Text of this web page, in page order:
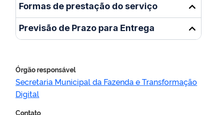
Formas de prestação do serviço
Previsão de Prazo para Entrega
Órgão responsável
Secretaria Municipal da Fazenda e Transformação
Digital
Contato